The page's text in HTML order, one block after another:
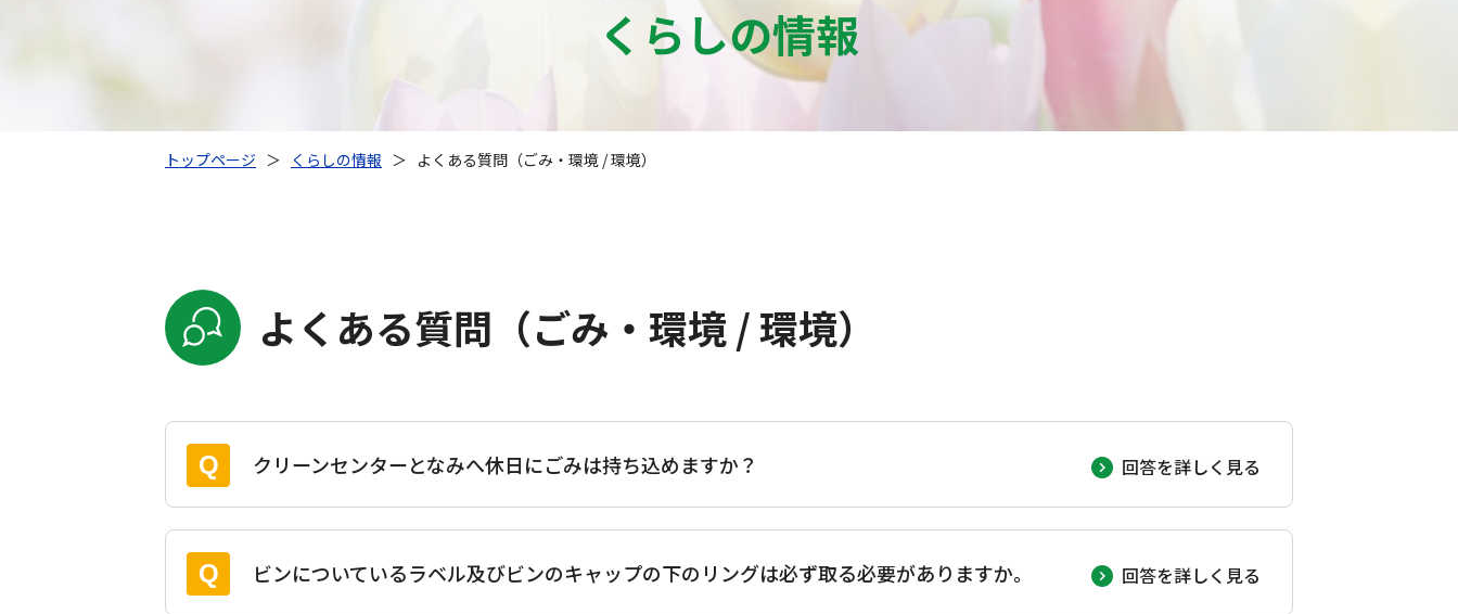
くらしの情報
トップページ ＞ くらしの情報 ＞ よくある質問（ごみ・環境 / 環境）
よくある質問（ごみ・環境 / 環境）
クリーンセンターとなみへ休日にごみは持ち込めますか？ 回答を詳しく見る
ビンについているラベル及びビンのキャップの下のリングは必ず取る必要がありますか。 回答を詳しく見る